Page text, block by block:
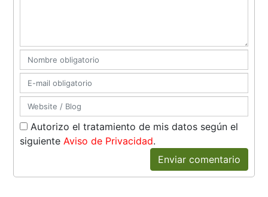
Autorizo el tratamiento de mis datos según el
siguienteAviso de Privacidad.
Enviar comentario